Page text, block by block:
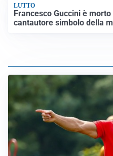
Francesco Guccini è morto
cantautore simbolo della